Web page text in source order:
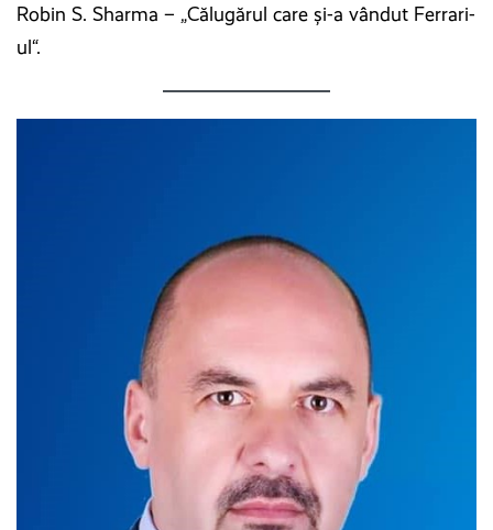
Robin S. Sharma – „Călugărul care şi-a vândut Ferrari-
ul“.